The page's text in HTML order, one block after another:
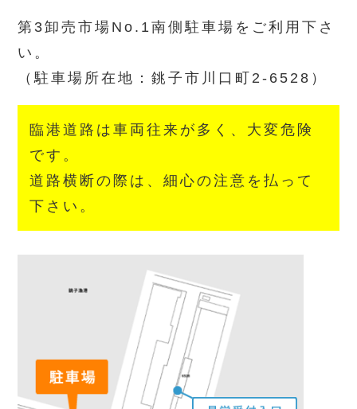
第3卸売市場No.1南側駐車場をご利用下さ
い。
（駐車場所在地：銚子市川口町2-6528）
臨港道路は車両往来が多く、大変危険
です。
道路横断の際は、細心の注意を払って
下さい。